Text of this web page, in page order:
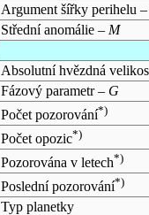
Argument šířky perihelu
Střední anomálie – M
Absolutní hvězdná
Fázový parametr – G
Počet pozorování*)
Počet opozic*)
Pozorována v letech*)
Poslední pozorování*)
Typ planetky